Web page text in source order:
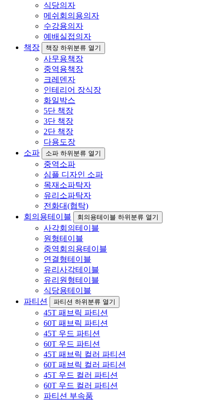
식당의자
메쉬회의용의자
수강용의자
예배실접의자
책장
책장 하위분류 열기
사무용책장
중역용책장
크레덴자
인테리어 장식장
화일박스
5단 책장
3단 책장
2단 책장
다용도장
소파
소파 하위분류 열기
중역소파
심플 디자인 소파
목재소파탁자
유리소파탁자
전화대(협탁)
회의용테이블
회의용테이블 하위분류 열기
사각회의테이블
원형테이블
중역회의용테이블
연결형테이블
유리사각테이블
유리원형테이블
식당용테이블
파티션
파티션 하위분류 열기
45T 패브릭 파티션
60T 패브릭 파티션
45T 우드 파티션
60T 우드 파티션
45T 패브릭 컬러 파티션
60T 패브릭 컬러 파티션
45T 우드 컬러 파티션
60T 우드 컬러 파티션
파티션 부속품